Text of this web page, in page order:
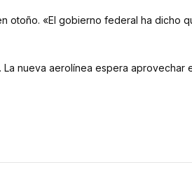
otoño. «El gobierno federal ha dicho
nueva aerolínea espera aprovechar